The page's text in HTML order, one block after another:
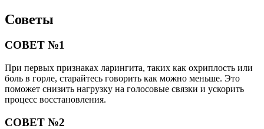
Советы
СОВЕТ №1
При первых признаках ларингита, таких как охриплость или
боль в горле, старайтесь говорить как можно меньше. Это
поможет снизить нагрузку на голосовые связки и ускорить
процесс восстановления.
СОВЕТ №2